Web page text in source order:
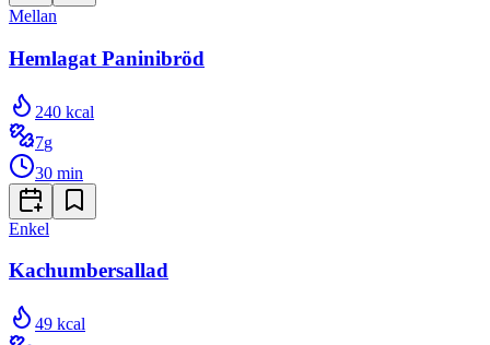
Mellan
Hemlagat Paninibröd
240 kcal
7g
30 min
Enkel
Kachumbersallad
49 kcal